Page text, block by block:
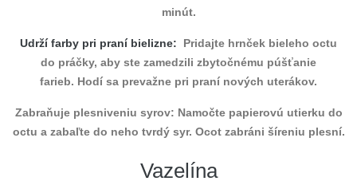
minút.
Udrží farby pri praní bielizne: Pridajte hrnček bieleho octu
do práčky, aby ste zamedzili zbytočnému púšťanie
farieb. Hodí sa prevažne pri praní nových uterákov.
Zabraňuje plesniveniu syrov: Namočte papierovú utierku do
octu a zabaľte do neho tvrdý syr. Ocot zabráni šíreniu plesní.
Vazelína